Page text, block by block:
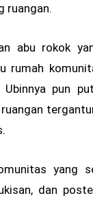
ruangan.
abu rokok
rumah
pun
yang
dan